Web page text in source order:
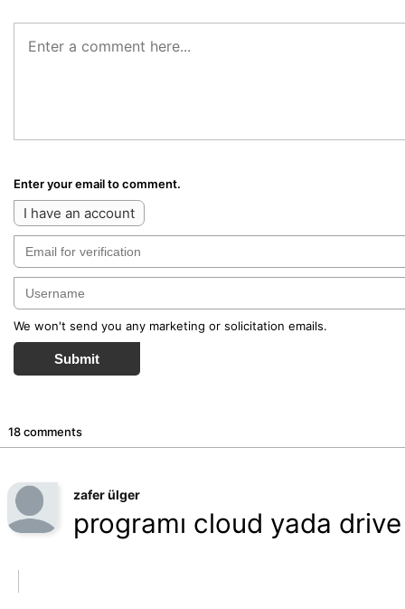
Enter your email to comment.
I have an account
We won't send you any marketing or solicitation emails.
Submit
18 comments
zafer ülger
programı cloud yada drive